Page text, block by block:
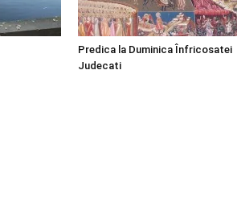
Predica la Duminica Înfricosatei
Judecati